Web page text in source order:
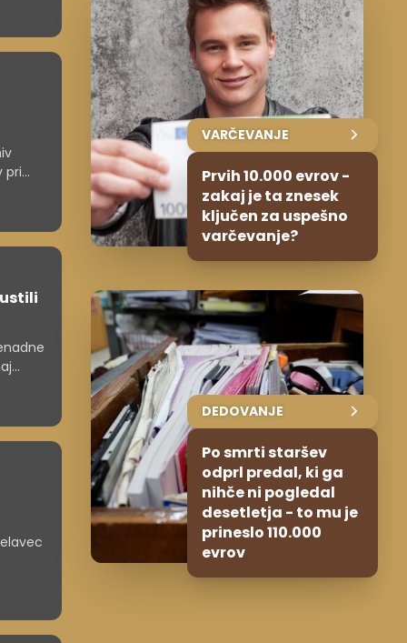
pri
VARČEVANJE
Prvih 10.000 evrov -
zakaj je ta znesek
ključen za uspešno
varčevanje?
DEDOVANJE
Po smrti staršev
odprl predal, ki ga
nihče ni pogledal
desetletja - to mu je
prineslo 110.000
evrov